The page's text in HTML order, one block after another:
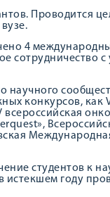
Проводится
4
сотрудничество
научного
конкурсов,
студентов к
году